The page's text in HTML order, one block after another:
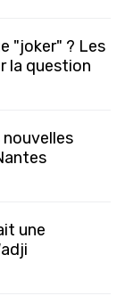
"joker" ? Les
la question
nouvelles
une